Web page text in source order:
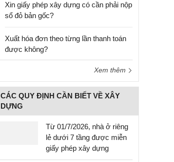
Xin giấy phép xây dựng có cần phải nộp
sổ đỏ bản gốc?
Xuất hóa đơn theo từng lần thanh toán
được không?
Xem thêm
CÁC QUY ĐỊNH CẦN BIẾT VỀ XÂY
DỰNG
Từ 01/7/2026, nhà ở riêng
lẻ dưới 7 tầng được miễn
giấy phép xây dựng